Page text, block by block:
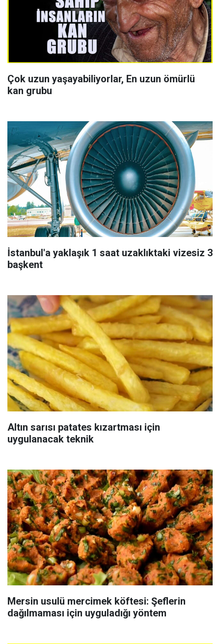
Çok uzun yaşayabiliyorlar, En uzun ömürlü
kan grubu
İstanbul'a yaklaşık 1 saat uzaklıktaki vizesiz 3
başkent
Altın sarısı patates kızartması için
uygulanacak teknik
Mersin usulü mercimek köftesi: Şeflerin
dağılmaması için uyguladığı yöntem